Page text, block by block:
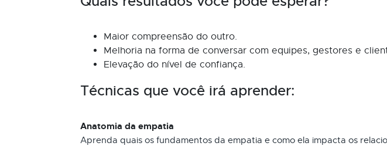
Maior compreensão do outro.
Melhoria na forma de conversar com equipes, gestores e
Elevação do nível de confiança.
Técnicas que você irá aprender:
Anatomia da empatia
Aprenda quais os fundamentos da empatia e como ela impacta os